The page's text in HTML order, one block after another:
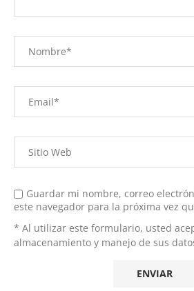
Guardar mi nombre, correo
este navegador para la próxima vez
* Al utilizar este formulario, usted
almacenamiento y manejo de sus